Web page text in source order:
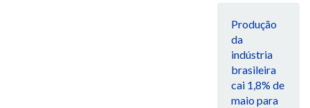
Produção
da
indústria
brasileira
cai 1,8% de
maio para